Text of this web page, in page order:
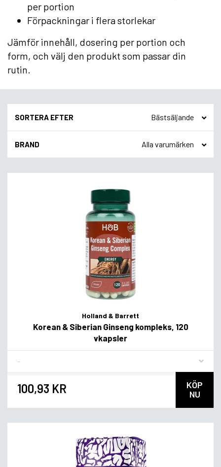
per portion
Förpackningar i flera storlekar
Jämför innehåll, dosering per portion och
form, och välj den produkt som passar din
rutin.
SORTERA EFTER
BRAND
Holland & Barrett
Korean & Siberian Ginseng kompleks, 120
vkapsler
100,93 KR
KÖP
NU